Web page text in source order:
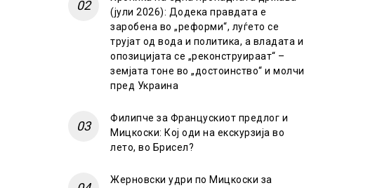
(јули 2026): Додека правдата е
заробена во „реформи“, луѓето се
трујат од вода и политика, а владата и
опозицијата се „реконструираат“ –
земјата тоне во „достоинство“ и молчи
пред Украина
Филипче за Францускиот предлог и
Мицкоски: Кој оди на екскурзија во
лето, во Брисел?
Жерновски удри по Мицкоски за